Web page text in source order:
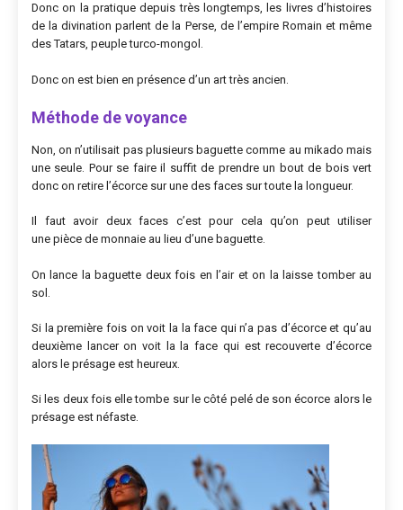
Donc on la pratique depuis très longtemps, les livres d’histoires
de la divination parlent de la Perse, de l’empire Romain et même
des Tatars, peuple turco-mongol.
Donc on est bien en présence d’un art très ancien.
Méthode de voyance
Non, on n’utilisait pas plusieurs baguette comme au mikado mais
une seule. Pour se faire il suffit de prendre un bout de bois vert
donc on retire l’écorce sur une des faces sur toute la longueur.
Il faut avoir deux faces c’est pour cela qu’on peut utiliser
une pièce de monnaie au lieu d’une baguette.
On lance la baguette deux fois en l’air et on la laisse tomber au
sol.
Si la première fois on voit la la face qui n’a pas d’écorce et qu’au
deuxième lancer on voit la la face qui est recouverte d’écorce
alors le présage est heureux.
Si les deux fois elle tombe sur le côté pelé de son écorce alors le
présage est néfaste.